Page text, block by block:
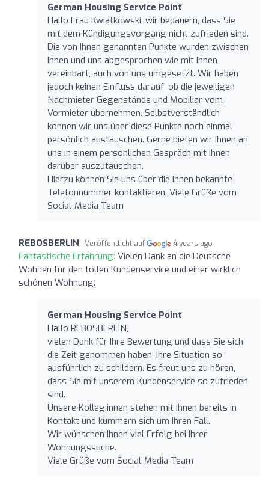
German Housing Service Point
Hallo Frau Kwiatkowski, wir bedauern, dass Sie
mit dem Kündigungsvorgang nicht zufrieden sind.
Die von Ihnen genannten Punkte wurden zwischen
Ihnen und uns abgesprochen wie mit Ihnen
vereinbart, auch von uns umgesetzt. Wir haben
jedoch keinen Einfluss darauf, ob die jeweiligen
Nachmieter Gegenstände und Mobiliar vom
Vormieter übernehmen. Selbstverständlich
können wir uns über diese Punkte noch einmal
persönlich austauschen. Gerne bieten wir Ihnen an,
uns in einem persönlichen Gespräch mit Ihnen
darüber auszutauschen.
Hierzu können Sie uns über die Ihnen bekannte
Telefonnummer kontaktieren. Viele Grüße vom
Social-Media-Team
REBOSBERLIN Veröffentlicht auf 4 years ago
Fantastische Erfahrung: Vielen Dank an die Deutsche
Wohnen für den tollen Kundenservice und einer wirklich
schönen Wohnung.
German Housing Service Point
Hallo REBOSBERLIN,
vielen Dank für Ihre Bewertung und dass Sie sich
die Zeit genommen haben, Ihre Situation so
ausführlich zu schildern. Es freut uns zu hören,
dass Sie mit unserem Kundenservice so zufrieden
sind.
Unsere Kolleg:innen stehen mit Ihnen bereits in
Kontakt und kümmern sich um Ihren Fall.
Wir wünschen Ihnen viel Erfolg bei Ihrer
Wohnungssuche.
Viele Grüße vom Social-Media-Team